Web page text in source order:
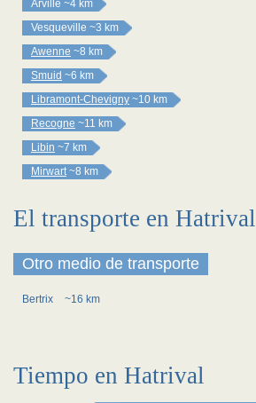
Arville ~4 km
Vesqueville ~3 km
Awenne ~8 km
Smuid ~6 km
Libramont-Chevigny ~10 km
Recogne ~11 km
Libin ~7 km
Mirwart ~8 km
El transporte en Hatrival
Otro medio de transporte
Bertrix ~16 km
Tiempo en Hatrival